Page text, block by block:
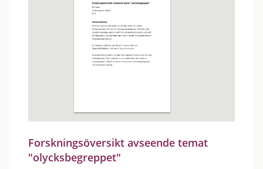
Forskningsöversikt avseende temat
"olycksbegreppet"